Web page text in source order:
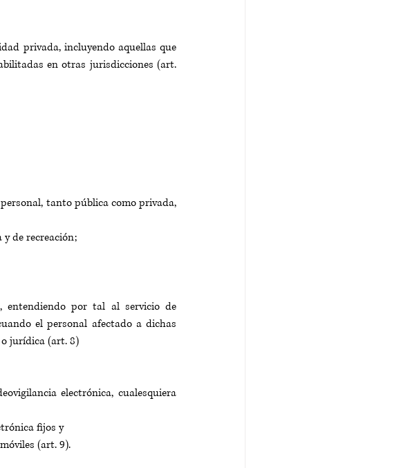
privada, incluyendo aquellas que
en otras jurisdicciones (art.
tanto pública como privada,
de recreación;
entendiendo por tal al servicio de
el personal afectado a dichas
jurídica (art. 8)
electrónica, cualesquiera
fijos y
(art. 9).